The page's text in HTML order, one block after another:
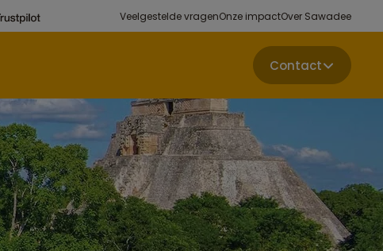
Veelgestelde vragenOnze impactOver Sawadee
Contact